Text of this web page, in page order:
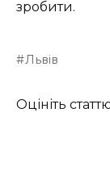
зробити.
Львів
Оцініть